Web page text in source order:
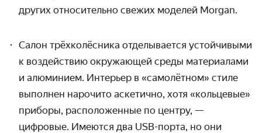
других относительно свежих моделей Morgan.
Салон трёхколёсника отделывается устойчивыми
к воздействию окружающей среды материалами
и алюминием. Интерьер в «самолётном» стиле
выполнен нарочито аскетично, хотя «кольцевые»
приборы, расположенные по центру, —
цифровые. Имеются два USB-порта, но они